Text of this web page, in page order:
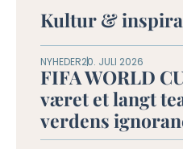
Kultur &
NYHEDER20. JULI 2026
FIFA WORLD
været et langt
verdens